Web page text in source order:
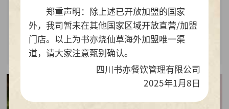
周销百万杯！书亦烧仙草“海风青柠冰奶”凭9.9元
质价比持续热销
查看详情
郑重声明：除上述已开放加盟的国家
外，我司暂未在其他国家区域开放直营/加盟
门店。以上为书亦烧仙草海外加盟唯一渠
道，请大家注意甄别确认。
四川书亦餐饮管理有限公司
2025年1月8日